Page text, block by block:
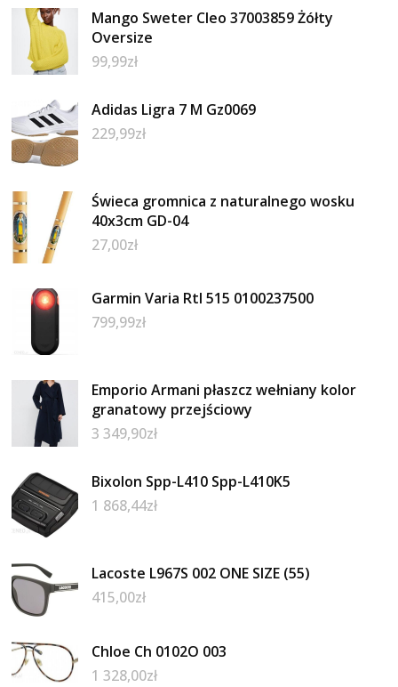
Mango Sweter Cleo 37003859 Żółty
Oversize
99,99zł
Adidas Ligra 7 M Gz0069
229,99zł
Świeca gromnica z naturalnego wosku
40x3cm GD-04
27,00zł
Garmin Varia Rtl 515 0100237500
799,99zł
Emporio Armani płaszcz wełniany kolor
granatowy przejściowy
3 349,90zł
Bixolon Spp-L410 Spp-L410K5
1 868,44zł
Lacoste L967S 002 ONE SIZE (55)
415,00zł
Chloe Ch 0102O 003
1 328,00zł